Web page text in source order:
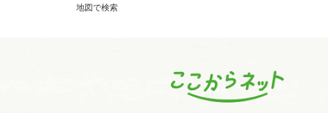
地図で検索